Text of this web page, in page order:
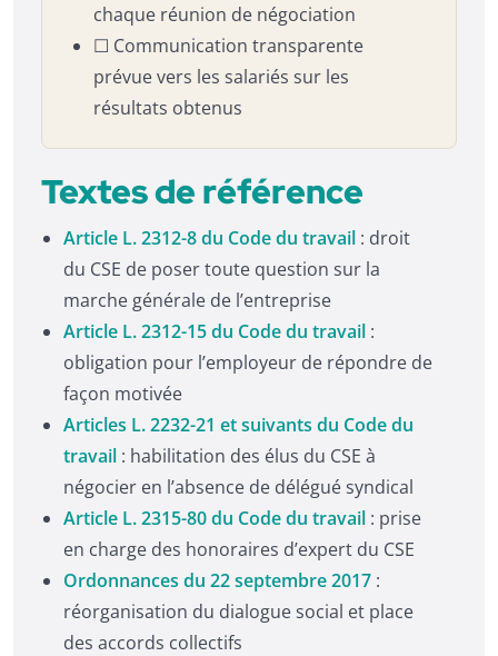
chaque réunion de négociation
☐ Communication transparente
prévue vers les salariés sur les
résultats obtenus
Textes de référence
Article L. 2312-8 du Code du travail : droit
du CSE de poser toute question sur la
marche générale de l’entreprise
Article L. 2312-15 du Code du travail :
obligation pour l’employeur de répondre de
façon motivée
Articles L. 2232-21 et suivants du Code du
travail : habilitation des élus du CSE à
négocier en l’absence de délégué syndical
Article L. 2315-80 du Code du travail : prise
en charge des honoraires d’expert du CSE
Ordonnances du 22 septembre 2017 :
réorganisation du dialogue social et place
des accords collectifs